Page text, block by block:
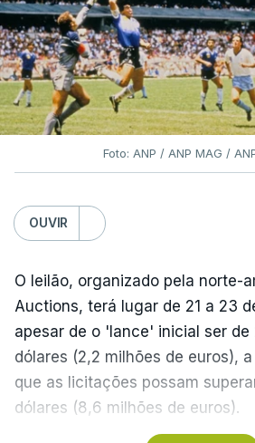
Foto: ANP / ANP MAG /
OUVIR
O leilão, organizado pela norte-
Auctions, terá lugar de 21 a 23
apesar de o 'lance' inicial ser de
dólares (2,2 milhões de euros),
que as licitações possam
dólares (8,6 milhões de euros).